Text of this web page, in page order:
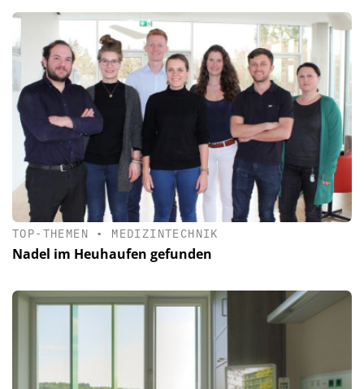
TOP-THEMEN • MEDIZINTECHNIK
Nadel im Heuhaufen gefunden